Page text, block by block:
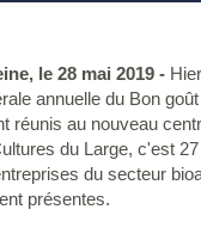
le 28 mai 2019 -
annuelle du Bon
réunis au nouveau
du Large, c'est
du secteur
présentes.